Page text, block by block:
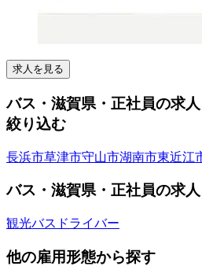
求人を見る
バス・滋賀県・正社員の求
絞り込む
長浜市草津市守山市湖南市東近江
バス・滋賀県・正社員の求
観光バスドライバー
他の雇用形態から探す